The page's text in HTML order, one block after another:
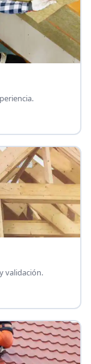
validación.